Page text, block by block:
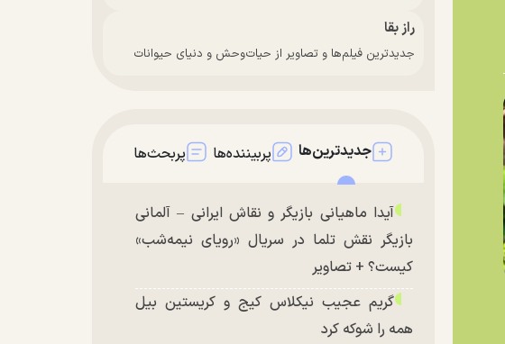
راز بقا
جدیدترین فیلم‌ها و تصاویر از حیات‌وحش و دنیای حیوانات
جدیدترین‌ها پربیننده‌ها پربحث‌ها
آیدا ماهیانی بازیگر و نقاش ایرانی – آلمانی
بازیگر نقش تلما در سریال «رویای نیمه‌شب»
کیست؟ + تصاویر
گریم عجیب نیکلاس کیج و کریستین بیل
همه را شوکه کرد